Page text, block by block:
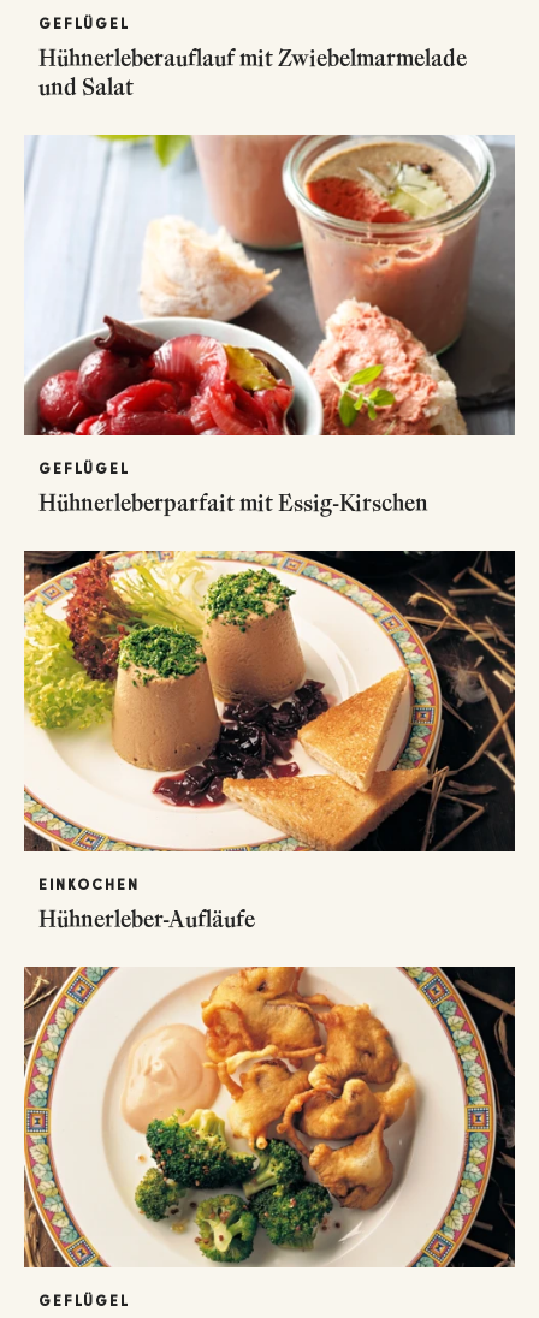
GEFLÜGEL
Hühnerleberauflauf mit Zwiebelmarmelade
und Salat
GEFLÜGEL
Hühnerleberparfait mit Essig-Kirschen
EINKOCHEN
Hühnerleber-Aufläufe
GEFLÜGEL